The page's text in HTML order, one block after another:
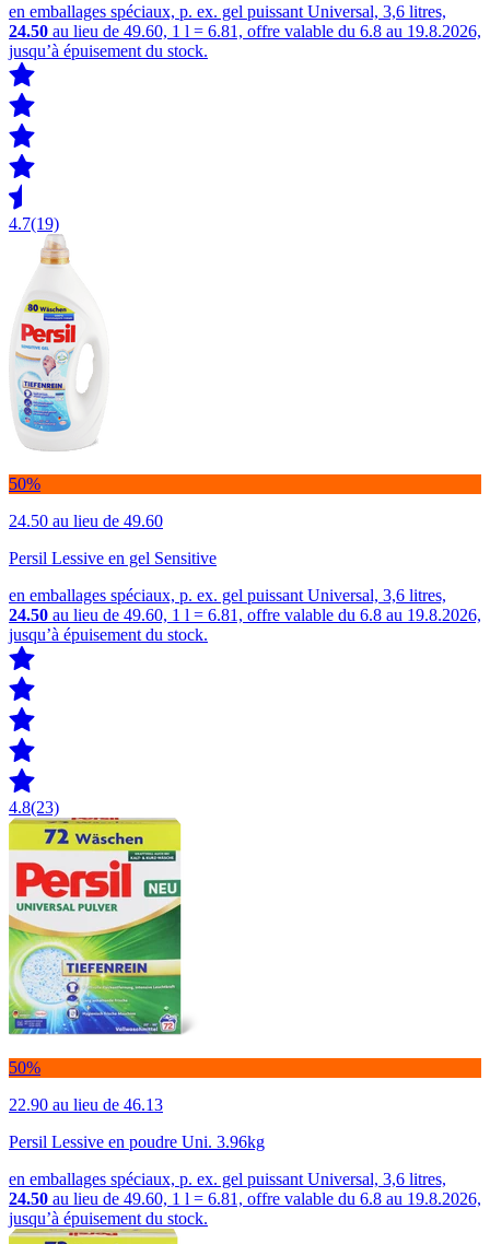
en emballages spéciaux, p. ex. gel puissant Universal, 3,6 litres,
24.50 au lieu de 49.60, 1 l = 6.81, offre valable du 6.8 au 19.8.2026,
jusqu’à épuisement du stock.
4.7(19)
50%
24.50 au lieu de 49.60
Persil Lessive en gel Sensitive
en emballages spéciaux, p. ex. gel puissant Universal, 3,6 litres,
24.50 au lieu de 49.60, 1 l = 6.81, offre valable du 6.8 au 19.8.2026,
jusqu’à épuisement du stock.
4.8(23)
50%
22.90 au lieu de 46.13
Persil Lessive en poudre Uni. 3.96kg
en emballages spéciaux, p. ex. gel puissant Universal, 3,6 litres,
24.50 au lieu de 49.60, 1 l = 6.81, offre valable du 6.8 au 19.8.2026,
jusqu’à épuisement du stock.